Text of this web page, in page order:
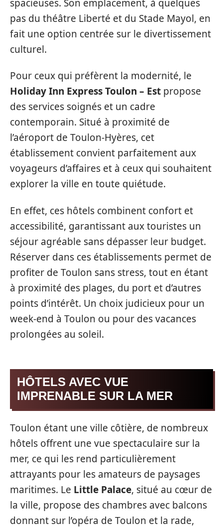
spacieuses. Son emplacement, à quelques
pas du théâtre Liberté et du Stade Mayol, en
fait une option centrée sur le divertissement
culturel.
Pour ceux qui préfèrent la modernité, le
Holiday Inn Express Toulon – Est propose
des services soignés et un cadre
contemporain. Situé à proximité de
l’aéroport de Toulon-Hyères, cet
établissement convient parfaitement aux
voyageurs d’affaires et à ceux qui souhaitent
explorer la ville en toute quiétude.
En effet, ces hôtels combinent confort et
accessibilité, garantissant aux touristes un
séjour agréable sans dépasser leur budget.
Réserver dans ces établissements permet de
profiter de Toulon sans stress, tout en étant
à proximité des plages, du port et d’autres
points d’intérêt. Un choix judicieux pour un
week-end à Toulon ou pour des vacances
prolongées au soleil.
HÔTELS AVEC VUE
IMPRENABLE SUR LA MER
Toulon étant une ville côtière, de nombreux
hôtels offrent une vue spectaculaire sur la
mer, ce qui les rend particulièrement
attrayants pour les amateurs de paysages
maritimes. Le Little Palace, situé au cœur de
la ville, propose des chambres avec balcons
donnant sur l’opéra de Toulon et la rade,